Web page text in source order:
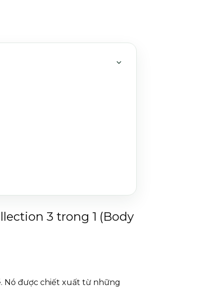
3 trong 1 (Body
Nó được chiết xuất từ những